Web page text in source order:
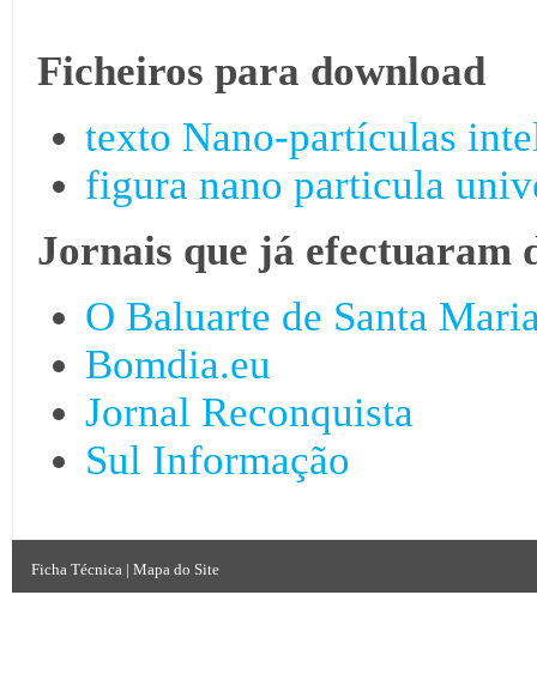
Ficheiros para download
texto Nano-partículas
figura nano particula
Jornais que já efectuaram
O Baluarte de Santa
Bomdia.eu
Jornal Reconquista
Sul Informação
Ficha Técnica | Mapa do Site